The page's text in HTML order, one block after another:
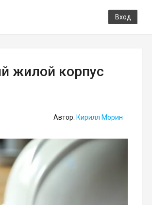
Вход
жилой корпус
Автор: Кирилл Морин